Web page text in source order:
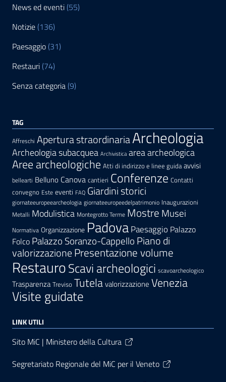
News ed eventi (55)
Notizie (136)
Paesaggio (31)
Restauri (74)
Senza categoria (9)
TAG
Affreschi Apertura straordinariaArcheologia
Archeologia subacquea Archivistica area archeologica
Aree archeologiche Atti di indirizzo e linee guida avvisi
bellearti Belluno Canova cantieri Conferenze Contatti
convegno Este eventi FAQ Giardini storici
giornateeuropeearcheologia giornateeuropeedelpatrimonio Inaugurazioni
Metalli Modulistica Montegrotto Terme Mostre Musei
Normativa Organizzazione PadovaPaesaggio Palazzo
Folco Palazzo Soranzo-Cappello Piano di
valorizzazionePresentazione volume
RestauroScavi archeologici scavoarcheologico
Trasparenza Treviso Tutelavalorizzazione Venezia
Visite guidate
LINK UTILI
Sito MiC | Ministero della Cultura
Segretariato Regionale del MiC per il Veneto